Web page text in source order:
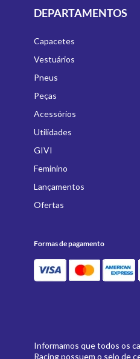
DEPARTAMENTOS
Capacetes
Vestuários
Pneus
Peças
Acessórios
Utilidades
GIVI
Feminino
Lançamentos
Ofertas
Formas de pagamento
Informamos que todos os
Racing possuem o selo de